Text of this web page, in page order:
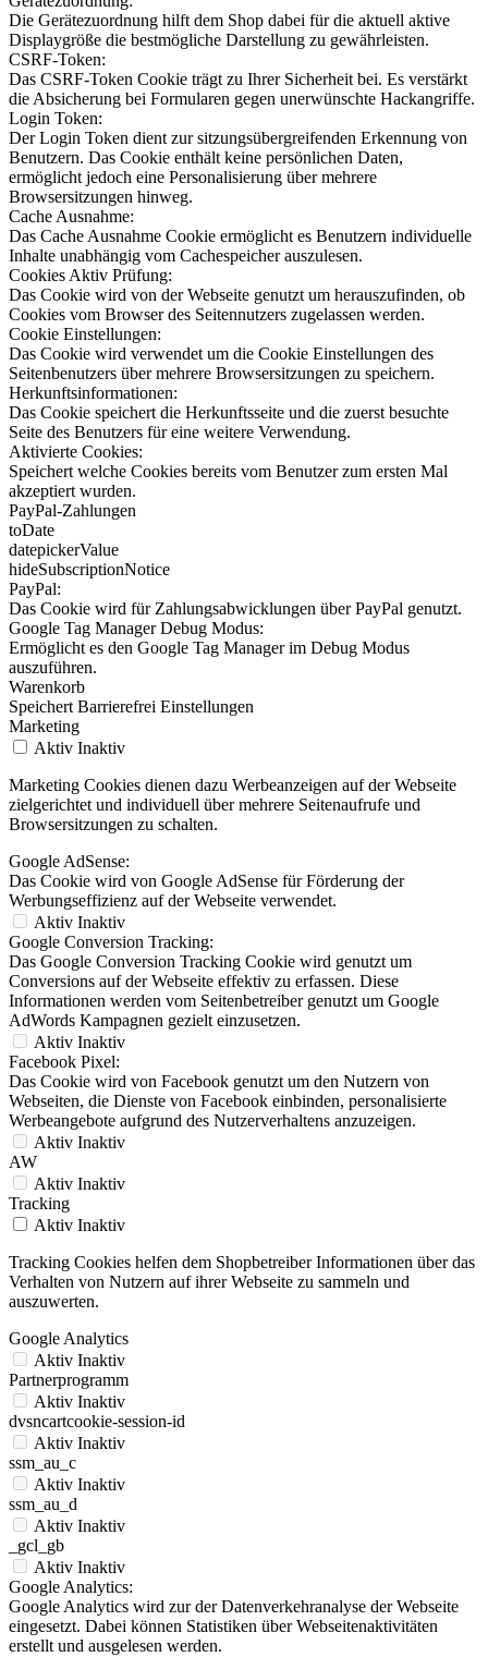
Die Gerätezuordnung hilft dem Shop dabei für die aktuell aktive
Displaygröße die bestmögliche Darstellung zu gewährleisten.
CSRF-Token:
Das CSRF-Token Cookie trägt zu Ihrer Sicherheit bei. Es verstärkt
die Absicherung bei Formularen gegen unerwünschte Hackangriffe.
Login Token:
Der Login Token dient zur sitzungsübergreifenden Erkennung von
Benutzern. Das Cookie enthält keine persönlichen Daten,
ermöglicht jedoch eine Personalisierung über mehrere
Browsersitzungen hinweg.
Cache Ausnahme:
Das Cache Ausnahme Cookie ermöglicht es Benutzern individuelle
Inhalte unabhängig vom Cachespeicher auszulesen.
Cookies Aktiv Prüfung:
Das Cookie wird von der Webseite genutzt um herauszufinden, ob
Cookies vom Browser des Seitennutzers zugelassen werden.
Cookie Einstellungen:
Das Cookie wird verwendet um die Cookie Einstellungen des
Seitenbenutzers über mehrere Browsersitzungen zu speichern.
Herkunftsinformationen:
Das Cookie speichert die Herkunftsseite und die zuerst besuchte
Seite des Benutzers für eine weitere Verwendung.
Aktivierte Cookies:
Speichert welche Cookies bereits vom Benutzer zum ersten Mal
akzeptiert wurden.
PayPal-Zahlungen
toDate
datepickerValue
hideSubscriptionNotice
PayPal:
Das Cookie wird für Zahlungsabwicklungen über PayPal genutzt.
Google Tag Manager Debug Modus:
Ermöglicht es den Google Tag Manager im Debug Modus
auszuführen.
Warenkorb
Speichert Barrierefrei Einstellungen
Marketing
Aktiv Inaktiv
Marketing Cookies dienen dazu Werbeanzeigen auf der Webseite
zielgerichtet und individuell über mehrere Seitenaufrufe und
Browsersitzungen zu schalten.
Google AdSense:
Das Cookie wird von Google AdSense für Förderung der
Werbungseffizienz auf der Webseite verwendet.
Aktiv Inaktiv
Google Conversion Tracking:
Das Google Conversion Tracking Cookie wird genutzt um
Conversions auf der Webseite effektiv zu erfassen. Diese
Informationen werden vom Seitenbetreiber genutzt um Google
AdWords Kampagnen gezielt einzusetzen.
Aktiv Inaktiv
Facebook Pixel:
Das Cookie wird von Facebook genutzt um den Nutzern von
Webseiten, die Dienste von Facebook einbinden, personalisierte
Werbeangebote aufgrund des Nutzerverhaltens anzuzeigen.
Aktiv Inaktiv
AW
Aktiv Inaktiv
Tracking
Aktiv Inaktiv
Tracking Cookies helfen dem Shopbetreiber Informationen über das
Verhalten von Nutzern auf ihrer Webseite zu sammeln und
auszuwerten.
Google Analytics
Aktiv Inaktiv
Partnerprogramm
Aktiv Inaktiv
dvsncartcookie-session-id
Aktiv Inaktiv
ssm_au_c
Aktiv Inaktiv
ssm_au_d
Aktiv Inaktiv
_gcl_gb
Aktiv Inaktiv
Google Analytics:
Google Analytics wird zur der Datenverkehranalyse der Webseite
eingesetzt. Dabei können Statistiken über Webseitenaktivitäten
erstellt und ausgelesen werden.